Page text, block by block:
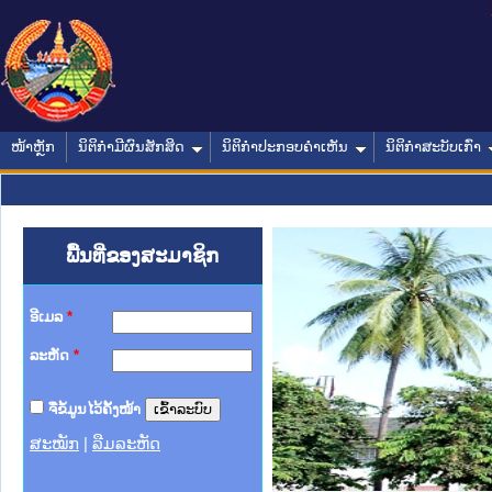
ໜ້າຫຼັກ ນິຕິກໍາມີຜົນສັກສິດ ນິຕິກໍາປະກອບຄໍາເຫັນ ນິຕິກໍາສະບັບເກົ່າ
ພື້ນທີ່ຂອງສະມາຊິກ
ອີເມລ *
ລະຫັດ *
ຈື່ຂໍ້ມູນໄວ້ຄັ້ງໜ້າ
ສະໝັກ ລືມລະຫັດ